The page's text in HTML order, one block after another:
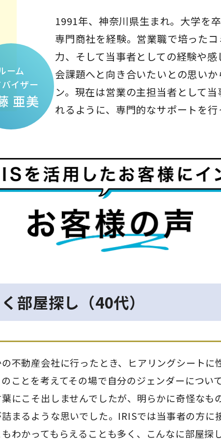
ーム
イザー
亜美
1991年、神奈川県生まれ。大学を
専門商社を経験。営業職で培った
力、そして当事者としての経験や
会課題へと向き合いたいとの思い
ン。現在は営業の主担当者として
れるように、専門的なサポートを行
部屋探し（40代）
不動産会社に行ったとき、ヒアリングシートに
ことを考えてその場で自分のジェンダーについ
にこそ出しませんでしたが、明らかに奇怪なも
まるような思いでした。IRISでは当事者の方に
わかってもらえることも多く、こんなに部屋探